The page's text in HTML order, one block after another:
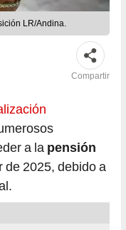
LR/Andina.
Compartir
a la pensión
de 2025, debido a